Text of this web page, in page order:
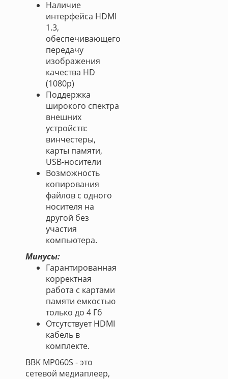
Наличие
интерфейса HDMI
1.3,
обеспечивающего
передачу
изображения
качества HD
(1080p)
Поддержка
широкого спектра
внешних
устройств:
винчестеры,
карты памяти,
USB-носители
Возможность
копирования
файлов с одного
носителя на
другой без
участия
компьютера.
Минусы:
Гарантированная
корректная
работа с картами
памяти емкостью
только до 4 Гб
Отсутствует HDMI
кабель в
комплекте.
BBK MP060S - это
сетевой медиаплеер,